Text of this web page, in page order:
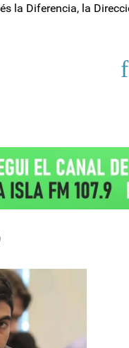
la Diferencia, la